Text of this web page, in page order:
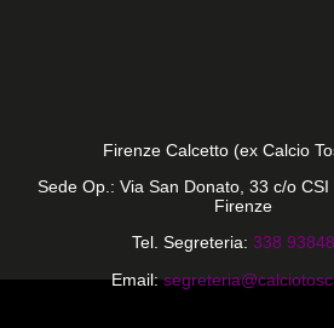
Firenze Calcetto (ex Calcio
Sede Op.: Via San Donato, 33 c/o
Firenze
Tel. Segreteria: 338
Email: